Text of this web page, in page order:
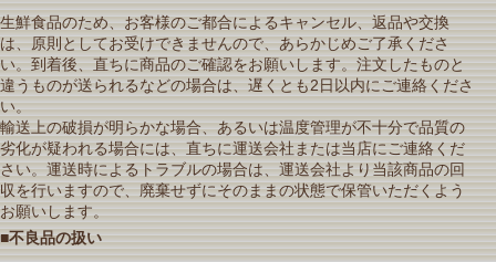
生鮮食品のため、お客様のご都合によるキャンセル、返品や交換
は、原則としてお受けできませんので、あらかじめご了承くださ
い。到着後、直ちに商品のご確認をお願いします。注文したものと
違うものが送られるなどの場合は、遅くとも2日以内にご連絡くださ
い。
輸送上の破損が明らかな場合、あるいは温度管理が不十分で品質の
劣化が疑われる場合には、直ちに運送会社または当店にご連絡くだ
さい。運送時によるトラブルの場合は、運送会社より当該商品の回
収を行いますので、廃棄せずにそのままの状態で保管いただくよう
お願いします。
■不良品の扱い